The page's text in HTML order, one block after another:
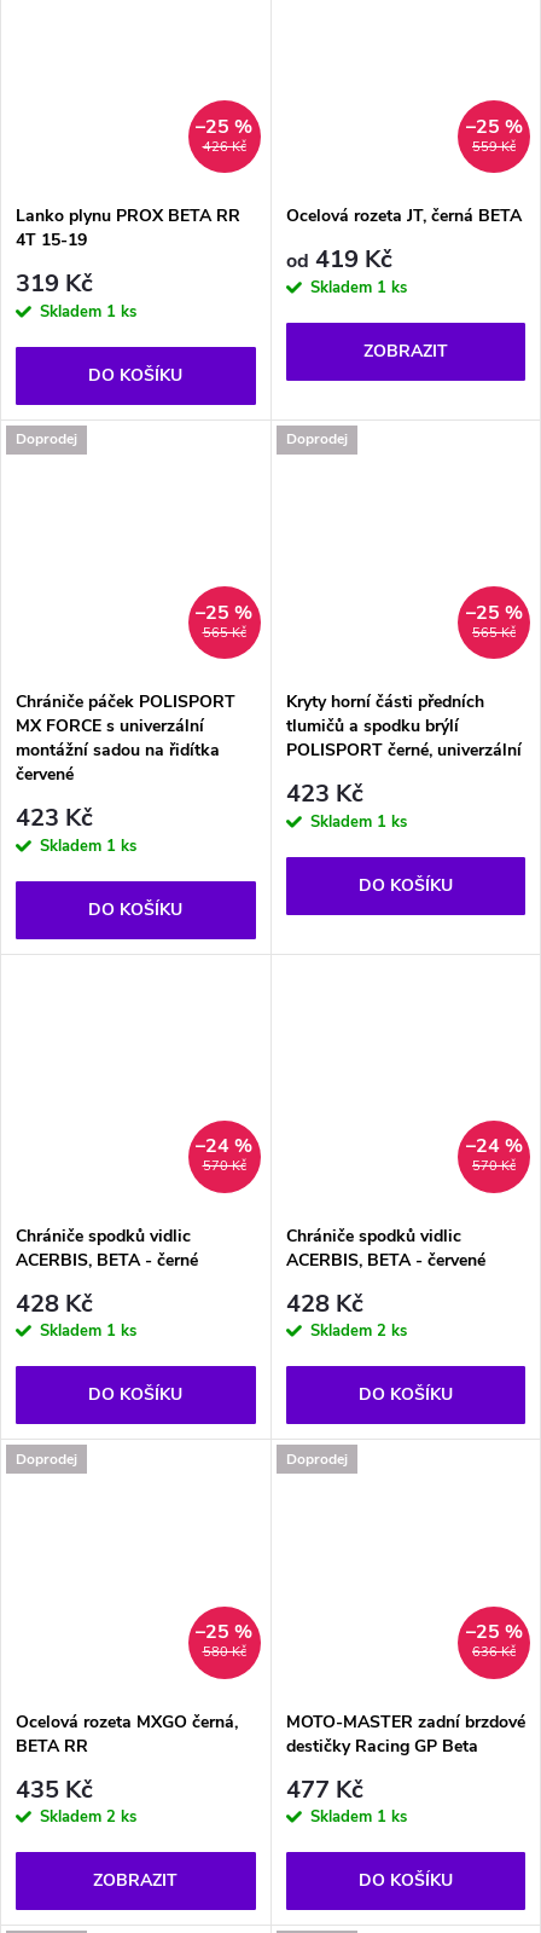
426 Kč
–25 %
Lanko plynu PROX BETA RR
4T 15-19
319 Kč
Skladem 1 ks
DO KOŠÍKU
559 Kč
–25 %
Ocelová rozeta JT, černá BETA
od 419 Kč
Skladem 1 ks
ZOBRAZIT
Doprodej
565 Kč
–25 %
Chrániče páček POLISPORT
MX FORCE s univerzální
montážní sadou na řidítka
červené
423 Kč
Skladem 1 ks
DO KOŠÍKU
Doprodej
565 Kč
–25 %
Kryty horní části předních
tlumičů a spodku brýlí
POLISPORT černé, univerzální
423 Kč
Skladem 1 ks
DO KOŠÍKU
570 Kč
–24 %
Chrániče spodků vidlic
ACERBIS, BETA - černé
428 Kč
Skladem 1 ks
DO KOŠÍKU
570 Kč
–24 %
Chrániče spodků vidlic
ACERBIS, BETA - červené
428 Kč
Skladem 2 ks
DO KOŠÍKU
Doprodej
580 Kč
–25 %
Ocelová rozeta MXGO černá,
BETA RR
435 Kč
Skladem 2 ks
ZOBRAZIT
Doprodej
636 Kč
–25 %
MOTO-MASTER zadní brzdové
destičky Racing GP Beta
477 Kč
Skladem 1 ks
DO KOŠÍKU